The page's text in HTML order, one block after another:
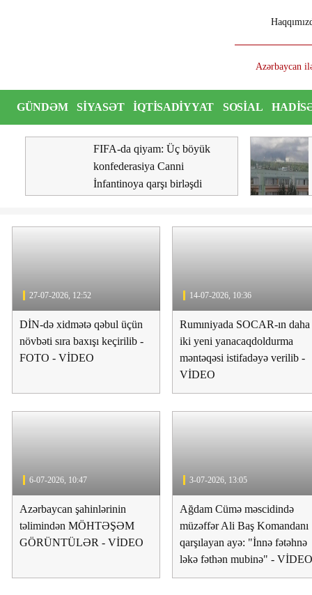
Azərbaycan ilə
GÜNDƏM SIYASƏT İQTISADIYYAT SOSIAL
ŞOU
VIDEO
FIFA-da qiyam: Üç böyük
konfederasiya Canni
İnfantinoya qarşı birləşdi
27-07-2026, 12:52
DİN-də xidmətə qəbul üçün
növbəti sıra baxışı keçirilib -
FOTO - VİDEO
14-07-2026, 10:36
Rumıniyada SOCAR-ın daha
iki yeni yanacaqdoldurma
məntəqəsi istifadəyə verilib -
VİDEO
6-07-2026, 10:47
Azərbaycan şahinlərinin
təlimindən MÖHTƏŞƏM
GÖRÜNTÜLƏR - VİDEO
3-07-2026, 13:05
Ağdam Cümə məscidində
müzəffər Ali Baş Komandanı
qarşılayan ayə: "İnnə fətəhnə
ləkə fəthən mubinə" - VİDEO
Jurnalistika ixtisası üzrə qabiliyyət
imtahanının nəticələri açıqlandı